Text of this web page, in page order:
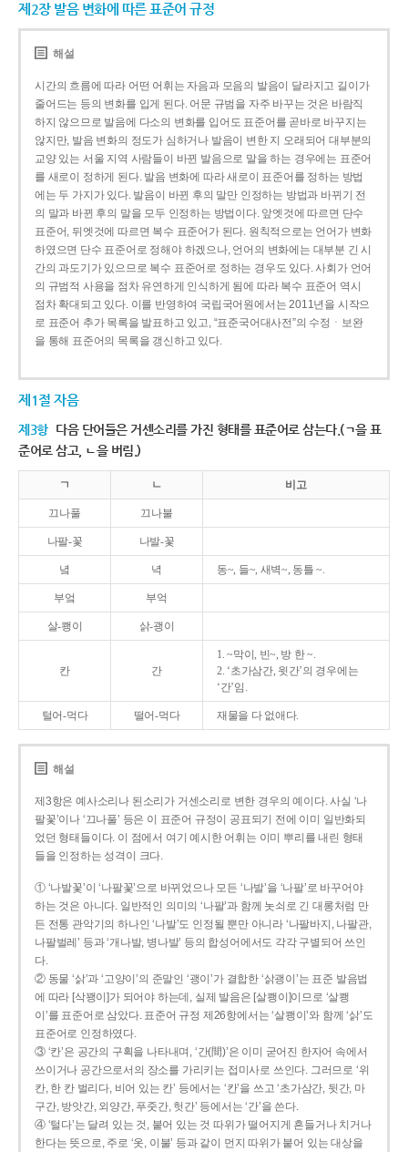
제2장 발음 변화에 따른 표준어 규정
해설
시간의 흐름에 따라 어떤 어휘는 자음과 모음의 발음이 달라지고 길이가
줄어드는 등의 변화를 입게 된다. 어문 규범을 자주 바꾸는 것은 바람직
하지 않으므로 발음에 다소의 변화를 입어도 표준어를 곧바로 바꾸지는
않지만, 발음 변화의 정도가 심하거나 발음이 변한 지 오래되어 대부분의
교양 있는 서울 지역 사람들이 바뀐 발음으로 말을 하는 경우에는 표준어
를 새로이 정하게 된다. 발음 변화에 따라 새로이 표준어를 정하는 방법
에는 두 가지가 있다. 발음이 바뀐 후의 말만 인정하는 방법과 바뀌기 전
의 말과 바뀐 후의 말을 모두 인정하는 방법이다. 앞엣것에 따르면 단수
표준어, 뒤엣것에 따르면 복수 표준어가 된다. 원칙적으로는 언어가 변화
하였으면 단수 표준어로 정해야 하겠으나, 언어의 변화에는 대부분 긴 시
간의 과도기가 있으므로 복수 표준어로 정하는 경우도 있다. 사회가 언어
의 규범적 사용을 점차 유연하게 인식하게 됨에 따라 복수 표준어 역시
점차 확대되고 있다. 이를 반영하여 국립국어원에서는 2011년을 시작으
로 표준어 추가 목록을 발표하고 있고, “표준국어대사전”의 수정ㆍ보완
을 통해 표준어의 목록을 갱신하고 있다.
제1절 자음
제3항 다음 단어들은 거센소리를 가진 형태를 표준어로 삼는다.(ㄱ을 표
준어로 삼고, ㄴ을 버림.)
ㄱ ㄴ 비고
끄나풀 끄나불
나팔-꽃 나발-꽃
녘 녁 동~, 들~, 새벽~, 동틀 ~.
부엌 부억
살-쾡이 삵-괭이
칸 간
1. ~막이, 빈~, 방 한 ~.
2. ‘초가삼간, 윗간’의 경우에는
‘간’임.
털어-먹다 떨어-먹다 재물을 다 없애다.
해설
제3항은 예사소리나 된소리가 거센소리로 변한 경우의 예이다. 사실 ‘나
팔꽃’이나 ‘끄나풀’ 등은 이 표준어 규정이 공표되기 전에 이미 일반화되
었던 형태들이다. 이 점에서 여기 예시한 어휘는 이미 뿌리를 내린 형태
들을 인정하는 성격이 크다.
① ‘나발꽃’이 ‘나팔꽃’으로 바뀌었으나 모든 ‘나발’을 ‘나팔’로 바꾸어야
하는 것은 아니다. 일반적인 의미의 ‘나팔’과 함께 놋쇠로 긴 대롱처럼 만
든 전통 관악기의 하나인 ‘나발’도 인정될 뿐만 아니라 ‘나팔바지, 나팔관,
나팔벌레’ 등과 ‘개나발, 병나발’ 등의 합성어에서도 각각 구별되어 쓰인
다.
② 동물 ‘삵’과 ‘고양이’의 준말인 ‘괭이’가 결합한 ‘삵괭이’는 표준 발음법
에 따라 [삭꽹이]가 되어야 하는데, 실제 발음은 [살쾡이]이므로 ‘살쾡
이’를 표준어로 삼았다. 표준어 규정 제26항에서는 ‘살쾡이’와 함께 ‘삵’도
표준어로 인정하였다.
③ ‘칸’은 공간의 구획을 나타내며, ‘간(間)’은 이미 굳어진 한자어 속에서
쓰이거나 공간으로서의 장소를 가리키는 접미사로 쓰인다. 그러므로 ‘위
칸, 한 칸 벌리다, 비어 있는 칸’ 등에서는 ‘칸’을 쓰고 ‘초가삼간, 뒷간, 마
구간, 방앗간, 외양간, 푸줏간, 헛간’ 등에서는 ‘간’을 쓴다.
④ ‘털다’는 달려 있는 것, 붙어 있는 것 따위가 떨어지게 흔들거나 치거나
한다는 뜻으로, 주로 ‘옷, 이불’ 등과 같이 먼지 따위가 붙어 있는 대상을